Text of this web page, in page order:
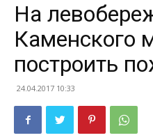
На
Каменского
построить
24.04.2017 10:33